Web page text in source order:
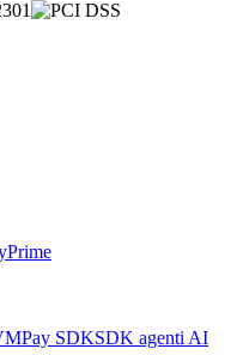
Prime
Pay SDKSDK agenti AI